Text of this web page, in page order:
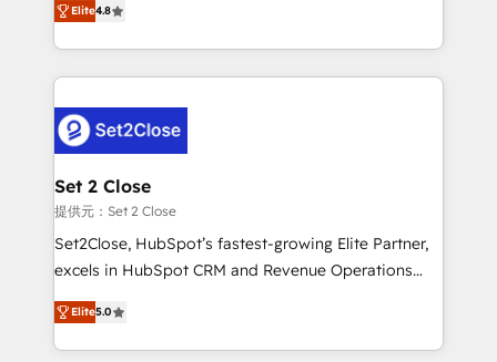
the United States, EU, UAE, Mexico and Latin
America. From casual user to super fan: make
implementó. Trabajamos con un catálogo de +80
casos de uso: cada uno resuelve un problema
concreto de tu operación en HubSpot. La entrega
en paralelo cuando tiene sentido, y siempre
confirmamos resultados antes de seguir avanzando.
Empiezas a ver resultados antes de que termine el
mes. 🏆 HubSpot Partner of the Year 2022, máximo
reconocimiento del ecosistema. Elite Solutions
Partner, el nivel más alto. +700 clientes
Hospital ABC, Hogares Unión, Yves Rocher,
MacStore, Café Britt, Bella Piel, confiaron en
Elite4.8
Set 2 Close
提供元：Set 2 Close
Set2Close, HubSpot’s fastest-growing Elite Partner,
excels in HubSpot CRM and Revenue Operations
(RevOps) services to boost B2B sales and growth.
As a top HubSpot Elite Partner, we specialize in
custom HubSpot CRM solutions. Our experts design,
Elite5.0